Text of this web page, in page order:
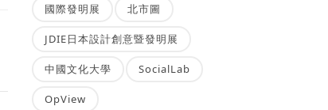
國際發明展 北市圖
JDIE日本設計創意暨發明展
中國文化大學 SocialLab
OpView